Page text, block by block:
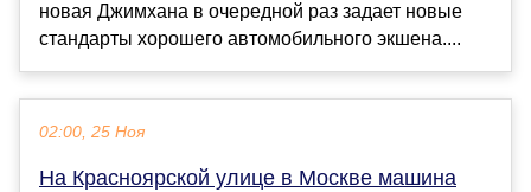
новая Джимхана в очередной раз задает новые
стандарты хорошего автомобильного экшена....
02:00, 25 Ноя
На Красноярской улице в Москве машина